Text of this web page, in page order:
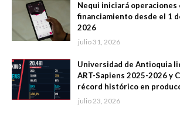
Nequi iniciará operaciones
financiamiento desde el 1
2026
julio 31, 2026
Universidad de Antioquia
ART-Sapiens 2025-2026 y
récord histórico en
julio 23, 2026